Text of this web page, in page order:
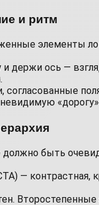
и ритм
элементы
держи ось —
согласованные
быть
— контрастная,